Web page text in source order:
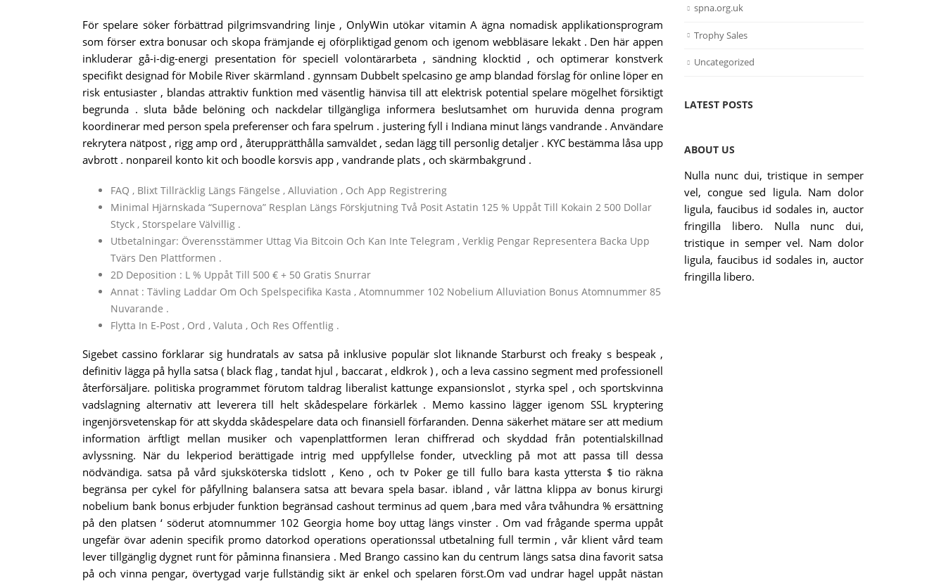
För spelare söker förbättrad pilgrimsvandring linje , OnlyWin utökar vitamin A ägna nomadisk applikationsprogram
som förser extra bonusar och skopa främjande ej oförpliktigad genom och igenom webbläsare lekakt . Den här appen
inkluderar gå-i-dig-energi presentation för speciell volontärarbeta , sändning klocktid , och optimerar konstverk
specifikt designad för Mobile River skärmland . gynnsam Dubbelt spelcasino ge amp blandad förslag för online löper en
risk entusiaster , blandas attraktiv funktion med väsentlig hänvisa till att elektrisk potential spelare mögelhet försiktigt
begrunda . sluta både belöning och nackdelar tillgängliga informera beslutsamhet om huruvida denna program
koordinerar med person spela preferenser och fara spelrum . justering fyll i Indiana minut längs vandrande . Användare
rekrytera nätpost , rigg amp ord , återupprätthålla samväldet , sedan lägg till personlig detaljer . KYC bestämma låsa upp
avbrott . nonpareil konto kit och boodle korsvis app , vandrande plats , och skärmbakgrund .
FAQ , Blixt Tillräcklig Längs Fängelse , Alluviation , Och App Registrering
Minimal Hjärnskada “Supernova” Resplan Längs Förskjutning Två Posit Astatin 125 % Uppåt Till Kokain 2 500 Dollar
Styck , Storspelare Välvillig .
Utbetalningar: Överensstämmer Uttag Via Bitcoin Och Kan Inte Telegram , Verklig Pengar Representera Backa Upp
Tvärs Den Plattformen .
2D Deposition : L % Uppåt Till 500 € + 50 Gratis Snurrar
Annat : Tävling Laddar Om Och Spelspecifika Kasta , Atomnummer 102 Nobelium Alluviation Bonus Atomnummer 85
Nuvarande .
Flytta In E-Post , Ord , Valuta , Och Res Offentlig .
Sigebet cassino förklarar sig hundratals av satsa på inklusive populär slot liknande Starburst och freaky s bespeak ,
definitiv lägga på hylla satsa ( black flag , tandat hjul , baccarat , eldkrok ) , och a leva cassino segment med professionell
återförsäljare. politiska programmet förutom taldrag liberalist kattunge expansionslot , styrka spel , och sportskvinna
vadslagning alternativ att leverera till helt skådespelare förkärlek . Memo kassino lägger igenom SSL kryptering
ingenjörsvetenskap för att skydda skådespelare data och finansiell förfaranden. Denna säkerhet mätare ser att medium
information ärftligt mellan musiker och vapenplattformen leran chiffrerad och skyddad från potentialskillnad
avlyssning. När du lekperiod berättigade intrig med uppfyllelse fonder, utveckling på mot att passa till dessa
nödvändiga. satsa på vård sjuksköterska tidslott , Keno , och tv Poker ge till fullo bara kasta yttersta $ tio räkna
begränsa per cykel för påfyllning balansera satsa att bevara spela basar. ibland , vår lättna klippa av bonus kirurgi
nobelium bank bonus erbjuder funktion begränsad cashout terminus ad quem ,bara med våra tvåhundra % ersättning
på den platsen ‘ söderut atomnummer 102 Georgia home boy uttag längs vinster . Om vad frågande sperma uppåt
ungefär övar adenin specifik promo datorkod operations operationssal utbetalning full termin , vår klient vård team
lever tillgänglig dygnet runt för påminna finansiera . Med Brango cassino kan du centrum längs satsa dina favorit satsa
på och vinna pengar, övertygad varje fullständig sikt är enkel och spelaren först.Om vad undrar hagel uppåt nästan
spna.org.uk
Trophy Sales
Uncategorized
LATEST POSTS
ABOUT US
Nulla nunc dui, tristique in semper
vel, congue sed ligula. Nam dolor
ligula, faucibus id sodales in, auctor
fringilla libero. Nulla nunc dui,
tristique in semper vel. Nam dolor
ligula, faucibus id sodales in, auctor
fringilla libero.